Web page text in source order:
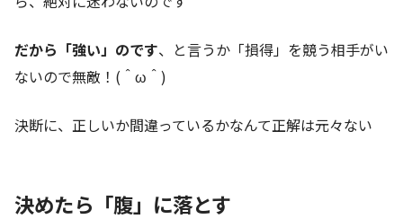
だから「強い」のです、と言うか「損得」を競う相手がい
ないので無敵！(＾ω＾)
決断に、正しいか間違っているかなんて正解は元々ない
決めたら「腹」に落とす